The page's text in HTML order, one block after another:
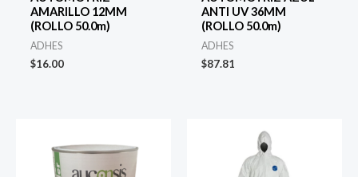
AMARILLO 12MM
(ROLLO 50.0m)
ADHES
$16.00
ANTI UV 36MM
(ROLLO 50.0m)
ADHES
$87.81